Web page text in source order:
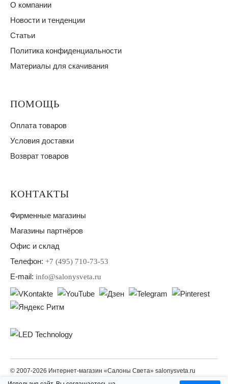
О компании
Новости и тенденции
Статьи
Политика конфиденциальности
Материалы для скачивания
ПОМОЩЬ
Оплата товаров
Условия доставки
Возврат товаров
КОНТАКТЫ
Фирменные магазины
Магазины партнёров
Офис и склад
Телефон: +7 (495) 710-73-53
E-mail: info@salonysveta.ru
© 2007-2026 Интернет-магазин «Салоны Света» salonysveta.ru